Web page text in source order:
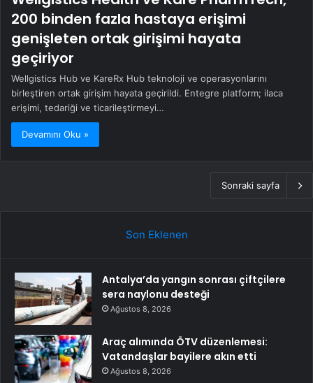
200 binden fazla hastaya erişimi
genişleten ortak girişimi hayata
geçiriyor
Wellgistics Hub ve KareRx Hub teknoloji ve operasyonlarını
birleştiren ortak girişim hayata geçirildi. Entegre platform; ilaca
erişimi, tedariği ve ticarileştirmeyi…
Devamını Oku »
Sonraki sayfa
Son Eklenen
Antalya’da yangın sonrası çiftçilere
sera naylonu desteği
Ağustos 8, 2026
Araç alımında ÖTV düzenlemesi:
Vatandaşlar bayilere akın etti
Ağustos 8, 2026